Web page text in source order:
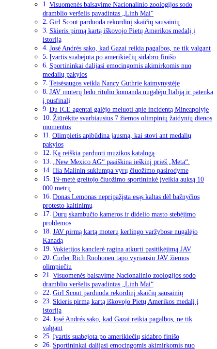
Visuomenės balsavime Nacionalinio zoologijos sodo
dramblio veršelis pavadintas „Linh Mai“
Girl Scout parduoda rekordinį skaičių sausainių
Skieris pirmą kartą iškovojo Pietų Amerikos medalį į
istoriją
José Andrés sako, kad Gazai reikia pagalbos, ne tik valgant
Įvartis suabejota po amerikiečių sidabro finišo
Sportininkai dalijasi emocingomis akimirkomis nuo
medalių pakylos
Teisėsaugos veikla Nancy Guthrie kaimynystėje
JAV moterų ledo ritulio komanda nugalėjo Italiją ir patenka
į pusfinalį
Du ICE agentai galėjo meluoti apie incidentą Mineapolyje
Žiūrėkite svarbiausius 7 žiemos olimpinių žaidynių dienos
momentus
Olimpietis apibūdina jausmą, kai stovi ant medalių
pakylos
Ką reiškia parduoti muzikos katalogą
„New Mexico AG“ paaiškina ieškinį prieš „Meta“.
Ilia Malinin suklumpa vyrų čiuožimo pasirodyme
19-metė greitojo čiuožimo sportininkė įveikia auksą 10
000 metrų
Donas Lemonas nepripažįsta esąs kaltas dėl bažnyčios
protesto kaltinimų
Durų skambučio kameros ir didelio masto stebėjimo
problemos
JAV pirmą kartą moterų kerlingo varžybose nugalėjo
Kanadą
Vokietijos kanclerė ragina atkurti pasitikėjimą JAV
Curler Rich Ruohonen tapo vyriausiu JAV žiemos
olimpiečiu
Visuomenės balsavime Nacionalinio zoologijos sodo
dramblio veršelis pavadintas „Linh Mai“
Girl Scout parduoda rekordinį skaičių sausainių
Skieris pirmą kartą iškovojo Pietų Amerikos medalį į
istoriją
José Andrés sako, kad Gazai reikia pagalbos, ne tik
valgant
Įvartis suabejota po amerikiečių sidabro finišo
Sportininkai dalijasi emocingomis akimirkomis nuo